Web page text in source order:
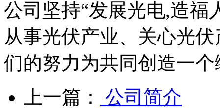
公司坚持“发展光电,造福
从事光伏产业、关心光
们的努力为共同创造一
上一篇：
公司简介